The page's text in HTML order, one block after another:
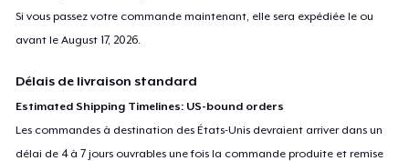
Si vous passez votre commande maintenant, elle sera expédiée le ou
avant leAugust 17, 2026
Délais de livraison standard
Estimated Shipping Timelines: US-bound orders
Les commandes à destination des États-Unis devraient arriver dans un
délai de 4 à 7 jours ouvrables une fois la commande produite et remise